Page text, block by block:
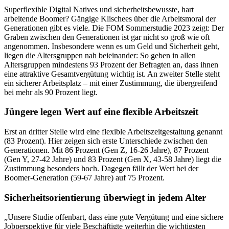
Superflexible Digital Natives und sicherheitsbewusste, hart
arbeitende Boomer? Gängige Klischees über die Arbeitsmoral der
Generationen gibt es viele. Die FOM Sommerstudie 2023 zeigt: Der
Graben zwischen den Generationen ist gar nicht so groß wie oft
angenommen. Insbesondere wenn es um Geld und Sicherheit geht,
liegen die Altersgruppen nah beieinander: So geben in allen
Altersgruppen mindestens 93 Prozent der Befragten an, dass ihnen
eine attraktive Gesamtvergütung wichtig ist. An zweiter Stelle steht
ein sicherer Arbeitsplatz – mit einer Zustimmung, die übergreifend
bei mehr als 90 Prozent liegt.
Jüngere legen Wert auf eine flexible Arbeitszeit
Erst an dritter Stelle wird eine flexible Arbeitszeitgestaltung genannt
(83 Prozent). Hier zeigen sich erste Unterschiede zwischen den
Generationen. Mit 86 Prozent (Gen Z, 16-26 Jahre), 87 Prozent
(Gen Y, 27-42 Jahre) und 83 Prozent (Gen X, 43-58 Jahre) liegt die
Zustimmung besonders hoch. Dagegen fällt der Wert bei der
Boomer-Generation (59-67 Jahre) auf 75 Prozent.
Sicherheitsorientierung überwiegt in jedem Alter
„Unsere Studie offenbart, dass eine gute Vergütung und eine sichere
Jobperspektive für viele Beschäftigte weiterhin die wichtigsten